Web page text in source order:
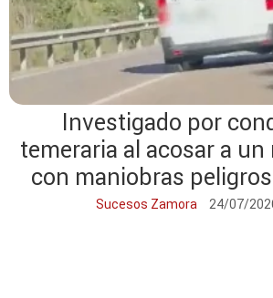
Investigado por
temeraria al acosar a
con maniobras
122 en
Sucesos Zamora 24/07/